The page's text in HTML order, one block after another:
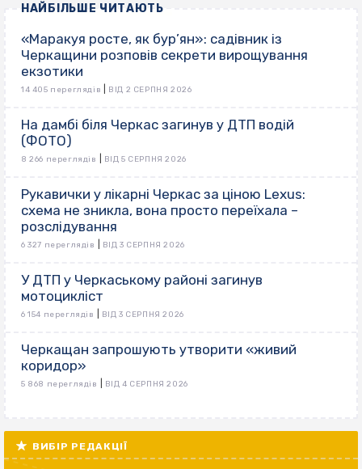
НАЙБІЛЬШЕ ЧИТАЮТЬ
«Маракуя росте, як бур’ян»: садівник із
Черкащини розповів секрети вирощування
екзотики
14 405 переглядів ВІД 2 СЕРПНЯ 2026
На дамбі біля Черкас загинув у ДТП водій
(ФОТО)
8 266 переглядів ВІД 5 СЕРПНЯ 2026
Рукавички у лікарні Черкас за ціною Lexus:
схема не зникла, вона просто переїхала –
розслідування
6 327 переглядів ВІД 3 СЕРПНЯ 2026
У ДТП у Черкаському районі загинув
мотоцикліст
6 154 переглядів ВІД 3 СЕРПНЯ 2026
Черкащан запрошують утворити «живий
коридор»
5 868 переглядів ВІД 4 СЕРПНЯ 2026
ВИБІР РЕДАКЦІЇ